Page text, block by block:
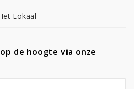
Lokaal
de hoogte via onze